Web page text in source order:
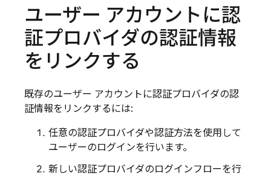
ユーザー アカウントに認
証プロバイダの認証情報
をリンクする
既存のユーザー アカウントに認証プロバイダの認
証情報をリンクするには:
任意の認証プロバイダや認証方法を使用して
ユーザーのログインを行います。
新しい認証プロバイダのログインフローを行